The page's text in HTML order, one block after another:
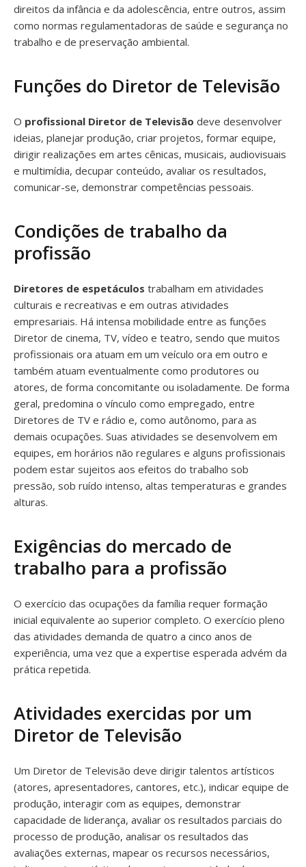
direitos da infância e da adolescência, entre outros, assim
como normas regulamentadoras de saúde e segurança no
trabalho e de preservação ambiental.
Funções do Diretor de Televisão
O profissional Diretor de Televisão deve desenvolver
ideias, planejar produção, criar projetos, formar equipe,
dirigir realizações em artes cênicas, musicais, audiovisuais
e multimídia, decupar conteúdo, avaliar os resultados,
comunicar-se, demonstrar competências pessoais.
Condições de trabalho da
profissão
Diretores de espetáculos trabalham em atividades
culturais e recreativas e em outras atividades
empresariais. Há intensa mobilidade entre as funções
Diretor de cinema, TV, vídeo e teatro, sendo que muitos
profissionais ora atuam em um veículo ora em outro e
também atuam eventualmente como produtores ou
atores, de forma concomitante ou isoladamente. De forma
geral, predomina o vínculo como empregado, entre
Diretores de TV e rádio e, como autônomo, para as
demais ocupações. Suas atividades se desenvolvem em
equipes, em horários não regulares e alguns profissionais
podem estar sujeitos aos efeitos do trabalho sob
pressão, sob ruído intenso, altas temperaturas e grandes
alturas.
Exigências do mercado de
trabalho para a profissão
O exercício das ocupações da família requer formação
inicial equivalente ao superior completo. O exercício pleno
das atividades demanda de quatro a cinco anos de
experiência, uma vez que a expertise esperada advém da
prática repetida.
Atividades exercidas por um
Diretor de Televisão
Um Diretor de Televisão deve dirigir talentos artísticos
(atores, apresentadores, cantores, etc.), indicar equipe de
produção, interagir com as equipes, demonstrar
capacidade de liderança, avaliar os resultados parciais do
processo de produção, analisar os resultados das
avaliações externas, mapear os recursos necessários,